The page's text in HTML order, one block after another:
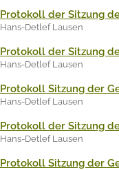
Protokoll der Sitzung
Hans-Detlef Lausen
Protokoll der Sitzung
Hans-Detlef Lausen
Protokoll Sitzung der
Hans-Detlef Lausen
Protokoll der Sitzung
Hans-Detlef Lausen
Protokoll Sitzung der